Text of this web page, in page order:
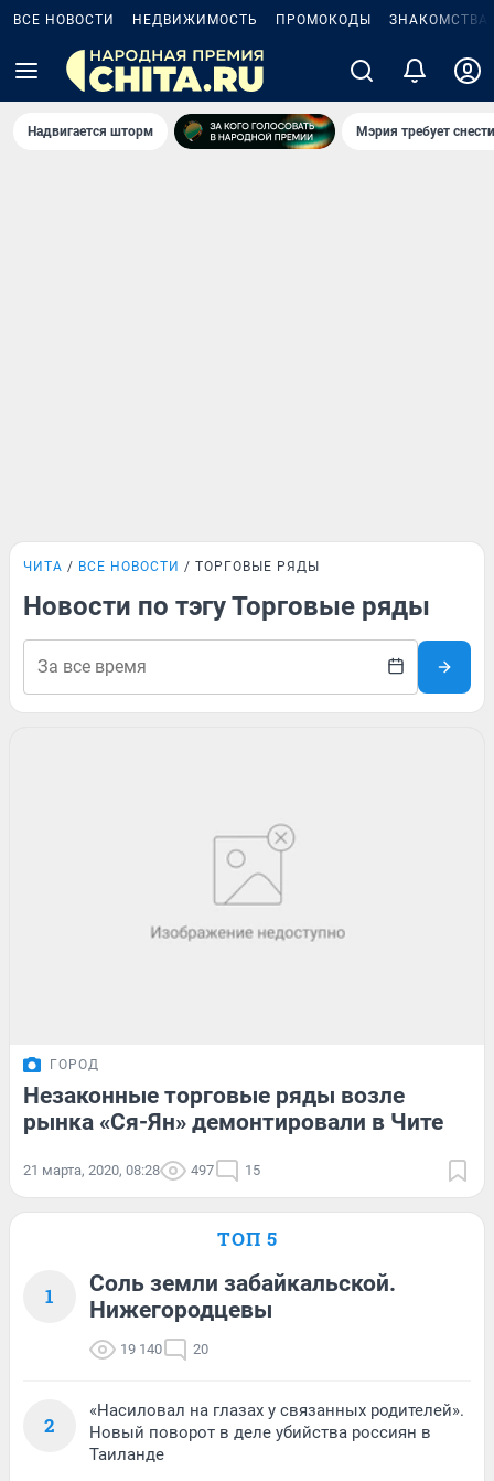
ВСЕ НОВОСТИ НЕДВИЖИМОСТЬ ПРОМОКОДЫ ЗНАКОМСТВА
Надвигается шторм Мэрия требует
ЧИТА ВСЕ НОВОСТИ ТОРГОВЫЕ РЯДЫ
Новости по тэгу Торговые ряды
ГОРОД
Незаконные торговые ряды возле
рынка «Ся-Ян» демонтировали в Чите
21 марта, 2020, 08:28 497 15
ТОП 5
1
Соль земли забайкальской.
Нижегородцевы
19 140 20
2
«Насиловал на глазах у связанных родителей».
Новый поворот в деле убийства россиян в
Таиланде